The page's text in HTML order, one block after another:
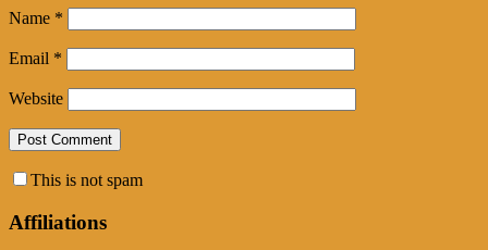
Name *
Email *
Website
This is not spam
Affiliations